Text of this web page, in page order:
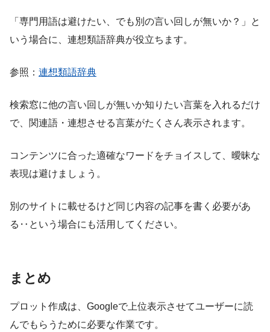
「専門用語は避けたい、でも別の言い回しが無いか？」と
いう場合に、連想類語辞典が役立ちます。
参照： 連想類語辞典
検索窓に他の言い回しが無いか知りたい言葉を入れるだけ
で、関連語・連想させる言葉がたくさん表示されます。
コンテンツに合った適確なワードをチョイスして、曖昧な
表現は避けましょう。
別のサイトに載せるけど同じ内容の記事を書く必要があ
る‥という場合にも活用してください。
まとめ
プロット作成は、Googleで上位表示させてユーザーに読
んでもらうために必要な作業です。